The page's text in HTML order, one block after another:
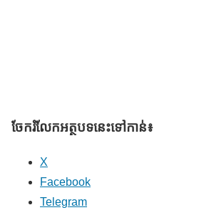
ចែករំលែក​អត្ថបទនេះទៅកាន់៖
X
Facebook
Telegram